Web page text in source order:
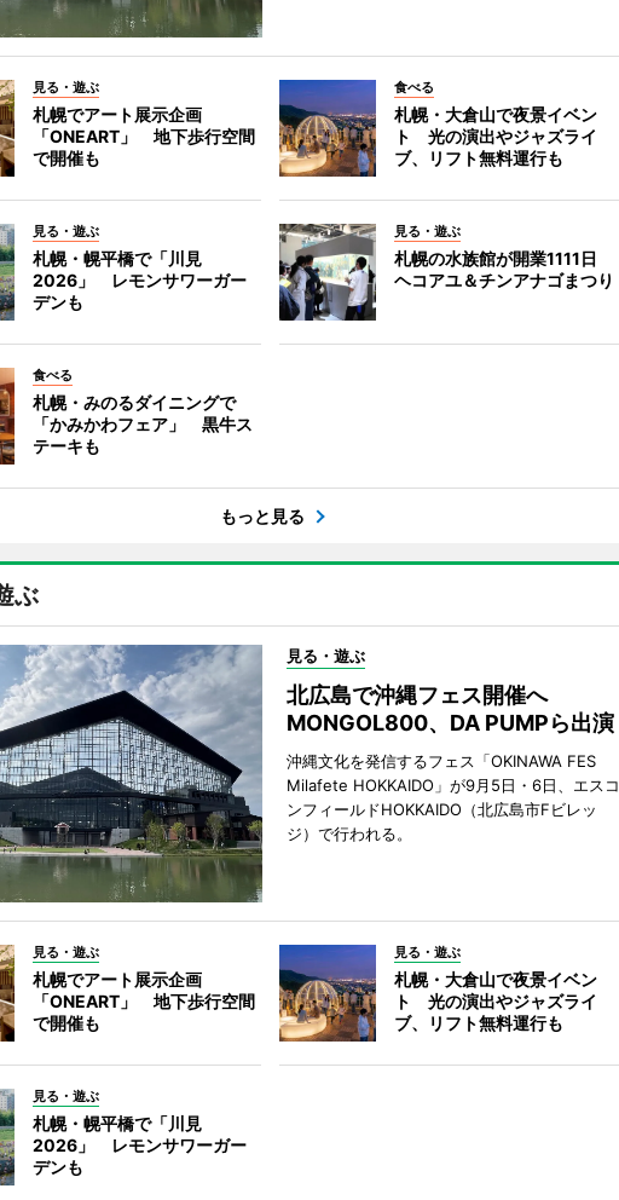
見る・遊ぶ
札幌でアート展示企画
「ONEART」 地下歩行空間
で開催も
食べる
札幌・大倉山で夜景イベン
ト 光の演出やジャズライ
ブ、リフト無料運行も
見る・遊ぶ
札幌・幌平橋で「川見
2026」 レモンサワーガー
デンも
見る・遊ぶ
札幌の水族館が開業1111日
ヘコアユ＆チンアナゴまつり
食べる
札幌・みのるダイニングで
「かみかわフェア」 黒牛ス
テーキも
もっと見る
ぶ
見る・遊ぶ
北広島で沖縄フェス開催へ
MONGOL800、DA PUMPら出演
沖縄文化を発信するフェス「OKINAWA FES
Milafete HOKKAIDO」が9月5日・6日、エスコ
ンフィールドHOKKAIDO（北広島市Fビレッ
ジ）で行われる。
見る・遊ぶ
札幌でアート展示企画
「ONEART」 地下歩行空間
で開催も
見る・遊ぶ
札幌・大倉山で夜景イベン
ト 光の演出やジャズライ
ブ、リフト無料運行も
見る・遊ぶ
札幌・幌平橋で「川見
2026」 レモンサワーガー
デンも